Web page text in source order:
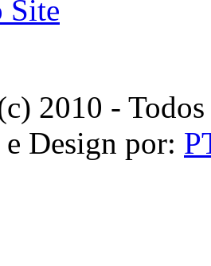
Site
2010 -
Design por: